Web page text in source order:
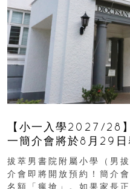
【小一入學2027/28
一簡介會將於8月29日
｜更設有網上重溫
拔萃男書院附屬小學（男
介會即將開放預約！簡介
名額「瘋搶」。如果家長